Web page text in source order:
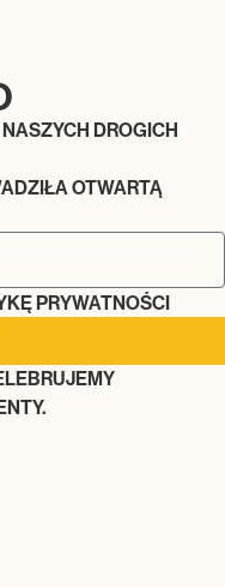
DROGICH
OTWARTĄ
PRYWATNOŚCI